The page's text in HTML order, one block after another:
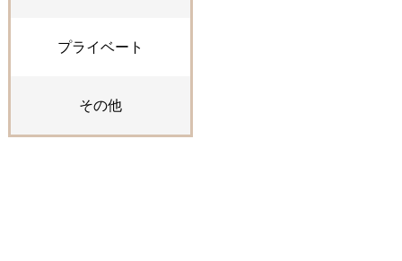
プライベート
その他